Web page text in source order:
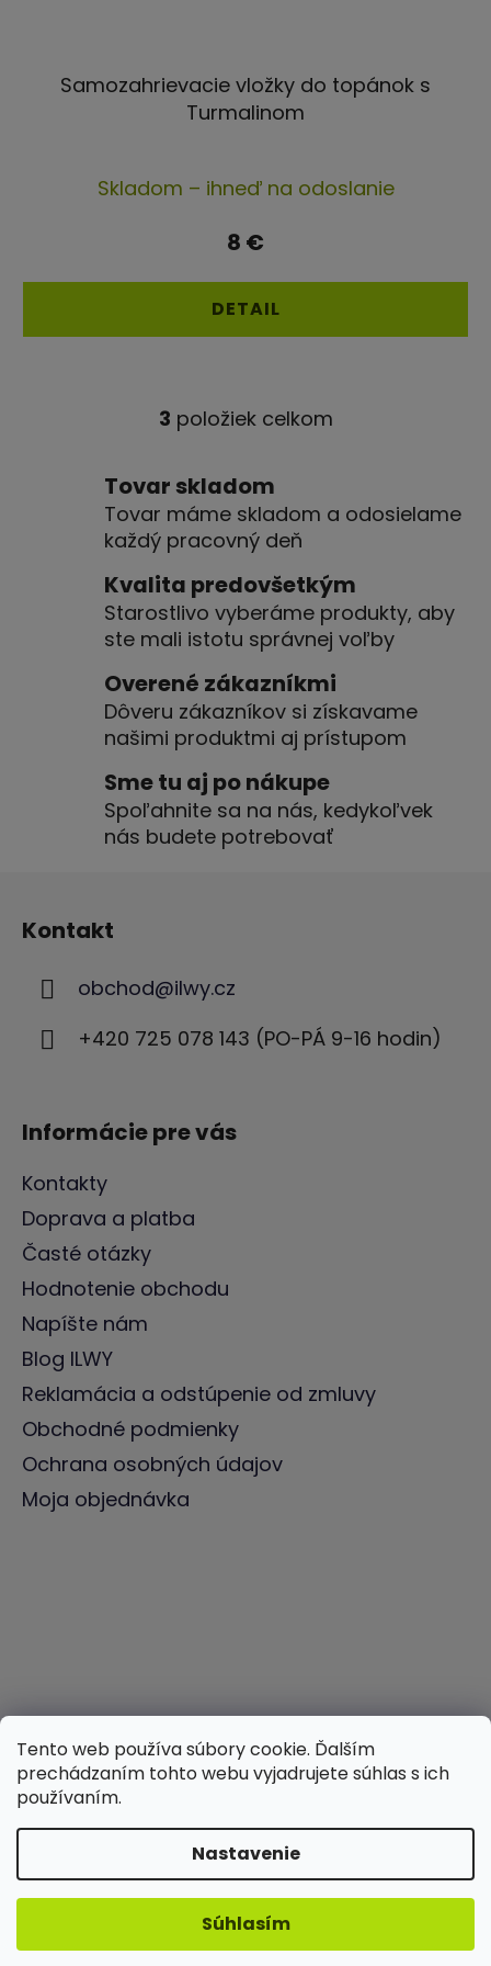
Tento web používa súbory cookie. Ďalším
prechádzaním tohto webu vyjadrujete súhlas s ich
používaním.
Nastavenie
Súhlasím
Samozahrievacie vložky do topánok s
Turmalinom
hodnotenie
produktu
4,5
z
Skladom – ihneď na odoslanie
8 €
DETAIL
O
l
á
d
a
c
i
e
p
r
v
k
y
ý
p
i
3 položiek celkom
Tovar skladom
Tovar máme skladom a odosielame
každý pracovný deň
Kvalita predovšetkým
Starostlivo vyberáme produkty, aby
ste mali istotu správnej voľby
Overené zákazníkmi
Dôveru zákazníkov si získavame
našimi produktmi aj prístupom
Sme tu aj po nákupe
Spoľahnite sa na nás, kedykoľvek
nás budete potrebovať
Kontakt
obchod@ilwy.cz
+420 725 078 143 (PO-PÁ 9-16 hodin)
Informácie pre vás
Kontakty
Doprava a platba
Časté otázky
Hodnotenie obchodu
Napíšte nám
Blog ILWY
Reklamácia a odstúpenie od zmluvy
Obchodné podmienky
Ochrana osobných údajov
Moja objednávka
Vytvoril Shoptet
Copyright 2026ILWY. Všetky práva
vyhradené.